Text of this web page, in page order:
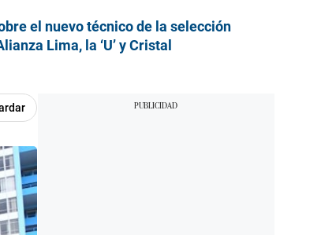
el nuevo técnico de la selección
Lima, la ‘U’ y Cristal